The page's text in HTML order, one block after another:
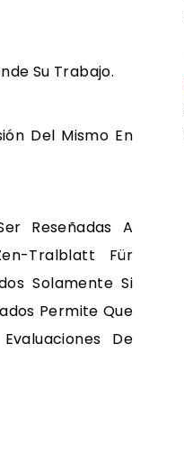
Su Trabajo.
Del Mismo En
Reseñadas A
Tralblatt Für
Solamente Si
Permite Que
De